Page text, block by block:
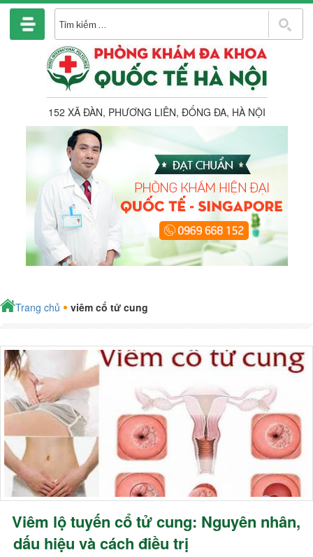
Chuyển
phần
152 XÃ ĐÀN, PHƯƠNG LIÊN, ĐỐNG ĐA, HÀ NỘI
Trang chủ viêm cổ tử cung
Viêm lộ tuyến cổ tử cung: Nguyên nhân,
dấu hiệu và cách điều trị